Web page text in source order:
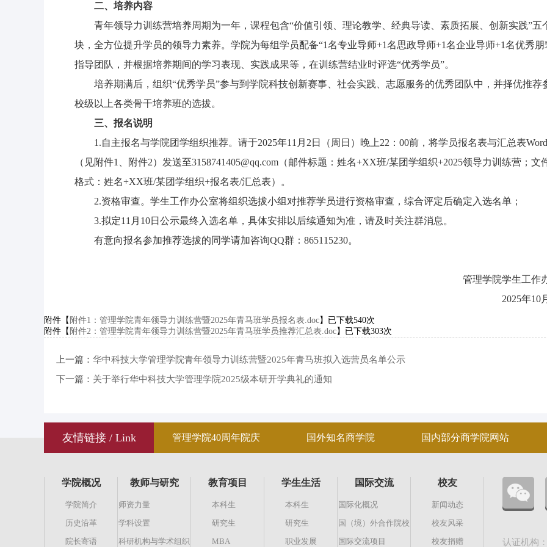
二、培养内容
青年领导力训练营培养周期为一年，课程包含“价值引领、理论教学、经典导读、素质拓展、创新实践”五
块，全方位提升学员的领导力素养。学院为每组学员配备“1名专业导师+1名思政导师+1名企业导师+1名优秀朋
指导团队，并根据培养期间的学习表现、实践成果等，在训练营结业时评选“优秀学员”。
培养期满后，组织“优秀学员”参与到学院科技创新赛事、社会实践、志愿服务的优秀团队中，并择优推荐
校级以上各类骨干培养班的选拔。
三、报名说明
1.自主报名与学院团学组织推荐。请于2025年11月2日（周日）晚上22：00前，将学员报名表与汇总表
（见附件1、附件2）发送至3158741405@qq.com（邮件标题：姓名+XX班/某团学组织+2025领导力训练营；文
格式：姓名+XX班/某团学组织+报名表/汇总表）。
2.资格审查。学生工作办公室将组织选拔小组对推荐学员进行资格审查，综合评定后确定入选名单；
3.拟定11月10日公示最终入选名单，具体安排以后续通知为准，请及时关注群消息。
有意向报名参加推荐选拔的同学请加咨询QQ群：865115230。
管理学院学生工作
2025年10
附件【 附件1：管理学院青年领导力训练营暨2025年青马班学员报名表.doc】已下载540次
附件【 附件2：管理学院青年领导力训练营暨2025年青马班学员推荐汇总表.doc】已下载303次
上一篇： 华中科技大学管理学院青年领导力训练营暨2025年青马班拟入选营员名单公示
下一篇： 关于举行华中科技大学管理学院2025级本研开学典礼的通知
友情链接 / Link 管理学院40周年院庆 国外知名商学院 国内部分商学院网站
学院概况
学院简介
历史沿革
院长寄语
教师与研究
师资力量
学科设置
科研机构与学术组织
教育项目
本科生
研究生
MBA
学生生活
本科生
研究生
职业发展
国际交流
国际化概况
国（境）外合作院校
国际交流项目
校友
新闻动态
校友风采
校友捐赠
认证机构